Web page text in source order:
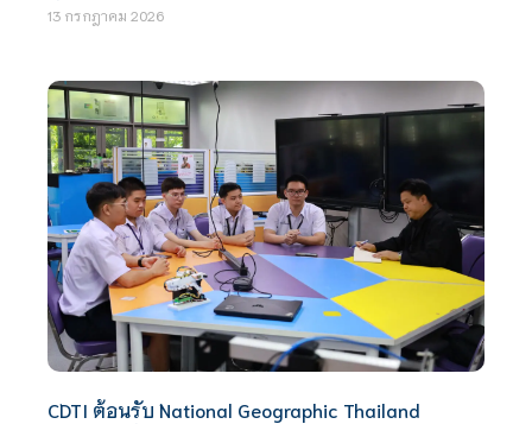
13 กรกฎาคม 2026
CDTI ต้อนรับ National Geographic Thailand